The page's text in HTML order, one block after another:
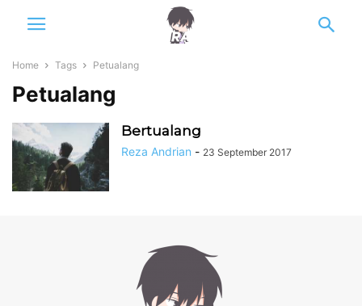
Home Tags Petualang
Petualang
Bertualang
Reza Andrian - 23 September 2017